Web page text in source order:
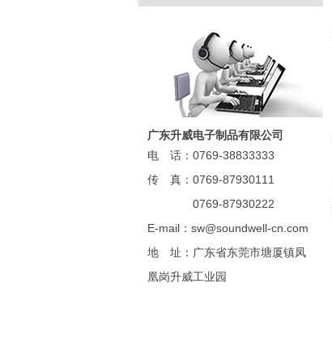
广东升威电子制品有限公司
电 话：0769-38833333
传 真：0769-87930111
0769-87930222
E-mail：sw@soundwell-cn.com
地 址：广东省东莞市塘厦镇凤
凰岗升威工业园